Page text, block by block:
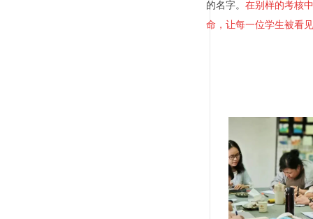
的名字。 在别样的考核
命，让每一位学生被看